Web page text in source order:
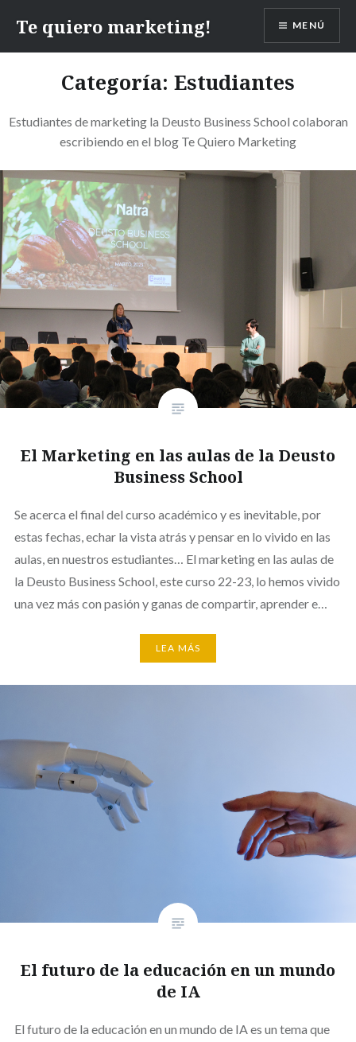
Te quiero marketing! MENÚ
Categoría: Estudiantes
Estudiantes de marketing la Deusto Business School colaboran
escribiendo en el blog Te Quiero Marketing
El Marketing en las aulas de la Deusto
Business School
Se acerca el final del curso académico y es inevitable, por
estas fechas, echar la vista atrás y pensar en lo vivido en las
aulas, en nuestros estudiantes… El marketing en las aulas de
la Deusto Business School, este curso 22-23, lo hemos vivido
una vez más con pasión y ganas de compartir, aprender e…
LEA MÁS
El futuro de la educación en un mundo
de IA
El futuro de la educación en un mundo de IA es un tema que